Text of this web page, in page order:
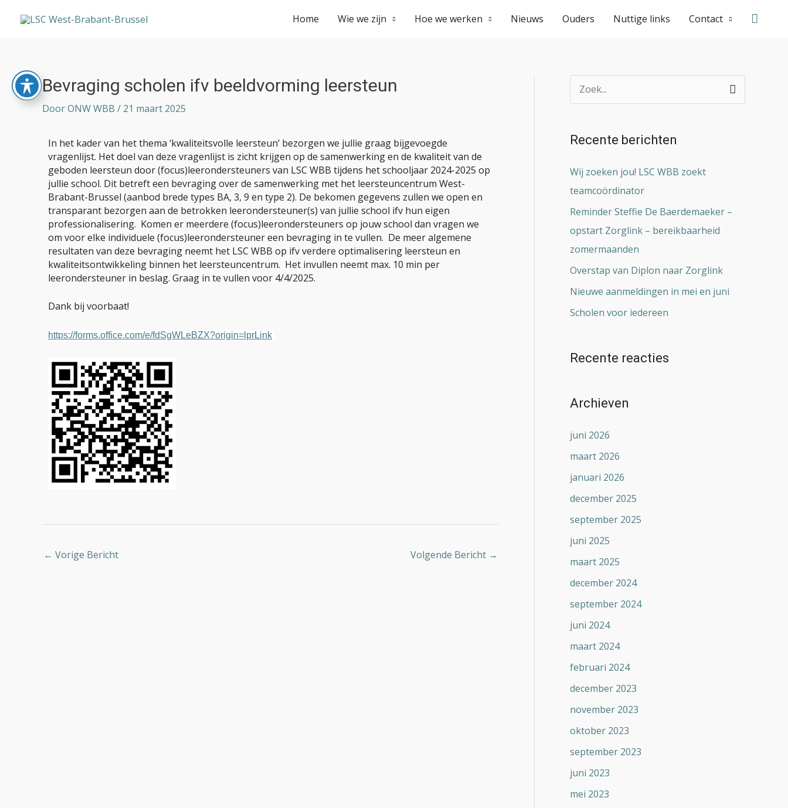
Home Wie we zijn Hoe we werken Nieuws Ouders Nuttige links Contact
Bevraging scholen ifv beeldvorming leersteun
DoorONW WBB / 21 maart 2025
In het kader van het thema ‘kwaliteitsvolle leersteun’ bezorgen we jullie graag bijgevoegde
vragenlijst. Het doel van deze vragenlijst is zicht krijgen op de samenwerking en de kwaliteit van de
geboden leersteun door (focus)leerondersteuners van LSC WBB tijdens het schooljaar 2024-2025 op
jullie school. Dit betreft een bevraging over de samenwerking met het leersteuncentrum West-
Brabant-Brussel (aanbod brede types BA, 3, 9 en type 2). De bekomen gegevens zullen we open en
transparant bezorgen aan de betrokken leerondersteuner(s) van jullie school ifv hun eigen
professionalisering. Komen er meerdere (focus)leerondersteuners op jouw school dan vragen we
om voor elke individuele (focus)leerondersteuner een bevraging in te vullen. De meer algemene
resultaten van deze bevraging neemt het LSC WBB op ifv verdere optimalisering leersteun en
kwaliteitsontwikkeling binnen het leersteuncentrum. Het invullen neemt max. 10 min per
leerondersteuner in beslag. Graag in te vullen voor 4/4/2025.
Dank bij voorbaat!
https://forms.office.com/e/fdSgWLeBZX?origin=lprLink
Bericht
navigatie
← Vorige Bericht Volgende Bericht →
k
n
a
Recente berichten
Wij zoeken jou! LSC WBB zoekt
teamcoördinator
Reminder Steffie De Baerdemaeker –
opstart Zorglink – bereikbaarheid
zomermaanden
Overstap van Diplon naar Zorglink
Nieuwe aanmeldingen in mei en juni
Scholen voor iedereen
Recente reacties
Archieven
juni 2026
maart 2026
januari 2026
december 2025
september 2025
juni 2025
maart 2025
december 2024
september 2024
juni 2024
maart 2024
februari 2024
december 2023
november 2023
oktober 2023
september 2023
juni 2023
mei 2023